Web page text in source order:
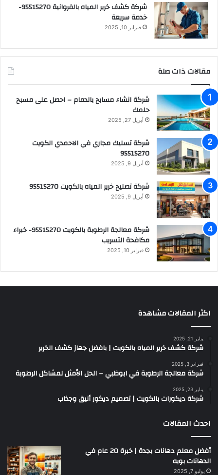
شركة كشف خرير المياه بالفروانية 95515270-
خدمة سريعة
فبراير 10, 2025
مقالات ذات صلة
شركة انشاء مسابح بالدمام – احصل على مسبح
حلمك
أبريل 27, 2025
شركة تسليك مجاري في الاحمدي الكويت
95515270
أبريل 9, 2025
شركة تصليح خرير المياه بالكويت 95515270
أبريل 9, 2025
شركة معالجة الرطوبة بالكويت 95515270- خبراء
مكافحة التسريب
فبراير 10, 2025
اكثر المقالات مشاهدة
يناير 21, 2025
شركة كشف خرير المياه بالكويت | بافضل جهاز كشف الخرير
فبراير 3, 2025
شركة معالجة الرطوبة في ابوظبي – الحل الأمثل لمشاكل الرطوبة
يناير 23, 2025
شركة ديكورات بالكويت | تصميم ديكور أنيق وجذاب
احدث المقالات
أفضل معلم دهانات بجدة | خبرة 20 عام في
الدهانات بويه
يوليو 7, 2025